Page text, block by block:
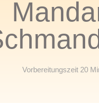
Vorbereitungszeit 20